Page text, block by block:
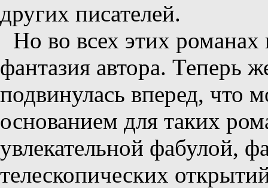
других писателей.
Но во всех этих романах
фантазия автора. Теперь
подвинулась вперед, что
основанием для таких
увлекательной фабулой,
телескопических